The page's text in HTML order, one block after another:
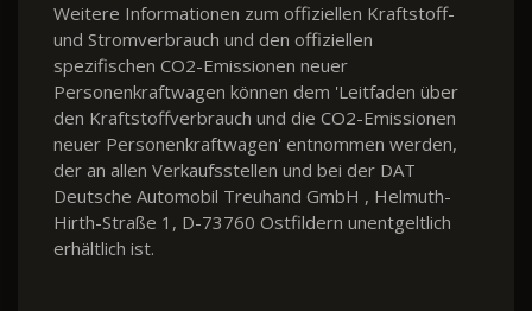
Weitere Informationen zum offiziellen Kraftstoff-
und Stromverbrauch und den offiziellen
spezifischen CO2-Emissionen neuer
Personenkraftwagen können dem 'Leitfaden über
den Kraftstoffverbrauch und die CO2-Emissionen
neuer Personenkraftwagen' entnommen werden,
der an allen Verkaufsstellen und bei der DAT
Deutsche Automobil Treuhand GmbH , Helmuth-
Hirth-Straße 1, D-73760 Ostfildern unentgeltlich
erhältlich ist.